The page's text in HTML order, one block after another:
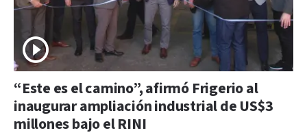
“Este es el camino”, afirmó Frigerio al
inaugurar ampliación industrial de US$3
millones bajo el RINI